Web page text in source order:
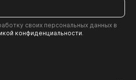
своих персональных данных в
конфиденциальности.